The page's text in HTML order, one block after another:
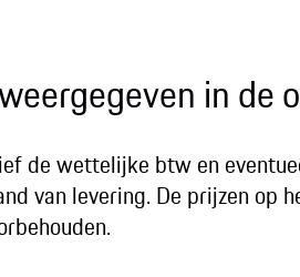
in de
de wettelijke btw en
van levering. De prijzen op